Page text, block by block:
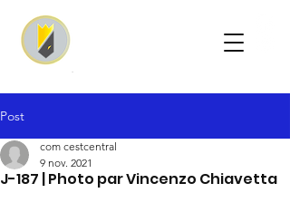
Post
J-187 | Photo par Vincenzo Chiavetta
com cestcentral
9 nov. 2021